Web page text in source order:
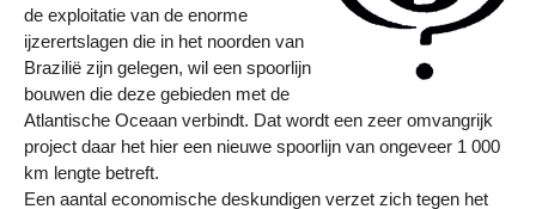
de exploitatie van de enorme
ijzerertslagen die in het noorden van
Brazilië zijn gelegen, wil een spoorlijn
bouwen die deze gebieden met de
Atlantische Oceaan verbindt. Dat wordt een zeer omvangrijk
project daar het hier een nieuwe spoorlijn van ongeveer 1 000
km lengte betreft.
Een aantal economische deskundigen verzet zich tegen het